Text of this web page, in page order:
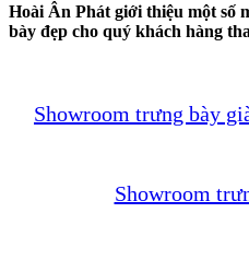
Hoài Ân Phát giới thiệu một số
bày đẹp cho quý khách hàng
Showroom trưng bày
Showroom